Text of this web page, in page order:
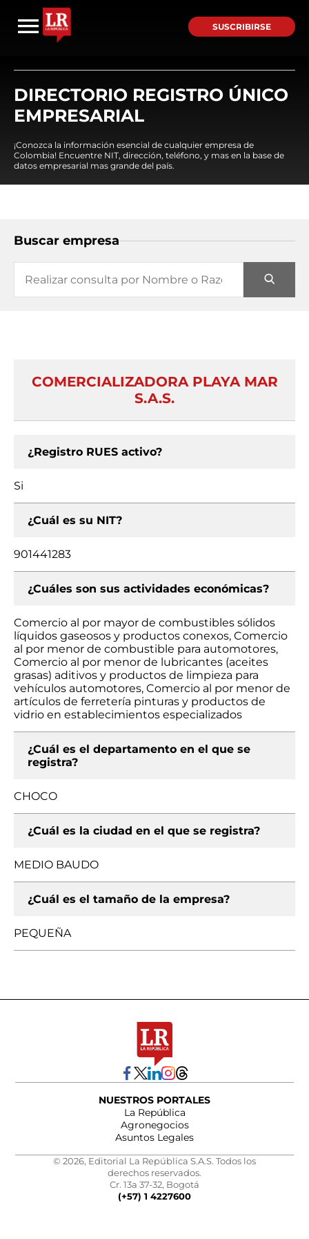
SUSCRIBIRSE
DIRECTORIO REGISTRO ÚNICO
EMPRESARIAL
¡Conozca la información esencial de cualquier empresa de
Colombia! Encuentre NIT, dirección, teléfono, y mas en la base de
datos empresarial mas grande del país.
Buscar empresa
COMERCIALIZADORA PLAYA MAR
S.A.S.
¿Registro RUES activo?
Si
¿Cuál es su NIT?
901441283
¿Cuáles son sus actividades económicas?
Comercio al por mayor de combustibles sólidos
líquidos gaseosos y productos conexos, Comercio
al por menor de combustible para automotores,
Comercio al por menor de lubricantes (aceites
grasas) aditivos y productos de limpieza para
vehículos automotores, Comercio al por menor de
artículos de ferretería pinturas y productos de
vidrio en establecimientos especializados
¿Cuál es el departamento en el que se
registra?
CHOCO
¿Cuál es la ciudad en el que se registra?
MEDIO BAUDO
¿Cuál es el tamaño de la empresa?
PEQUEÑA
NUESTROS PORTALES
La República
Agronegocios
Asuntos Legales
© 2026, Editorial La República S.A.S. Todos los
derechos reservados.
Cr. 13a 37-32, Bogotá
(+57) 1 4227600